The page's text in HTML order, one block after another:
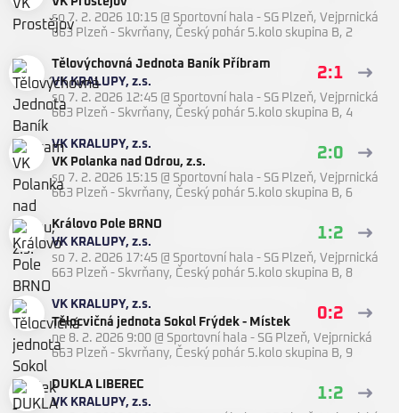
so 7. 2. 2026 10:15 @ Sportovní hala - SG Plzeň, Vejprnická
663 Plzeň - Skvrňany, Český pohár 5.kolo skupina B, 2
Tělovýchovná Jednota Baník Příbram
VK KRALUPY, z.s.
2:1
so 7. 2. 2026 12:45 @ Sportovní hala - SG Plzeň, Vejprnická
663 Plzeň - Skvrňany, Český pohár 5.kolo skupina B, 4
VK KRALUPY, z.s.
VK Polanka nad Odrou, z.s.
2:0
so 7. 2. 2026 15:15 @ Sportovní hala - SG Plzeň, Vejprnická
663 Plzeň - Skvrňany, Český pohár 5.kolo skupina B, 6
Královo Pole BRNO
VK KRALUPY, z.s.
1:2
so 7. 2. 2026 17:45 @ Sportovní hala - SG Plzeň, Vejprnická
663 Plzeň - Skvrňany, Český pohár 5.kolo skupina B, 8
VK KRALUPY, z.s.
Tělocvičná jednota Sokol Frýdek - Místek
0:2
ne 8. 2. 2026 9:00 @ Sportovní hala - SG Plzeň, Vejprnická
663 Plzeň - Skvrňany, Český pohár 5.kolo skupina B, 9
DUKLA LIBEREC
VK KRALUPY, z.s.
1:2